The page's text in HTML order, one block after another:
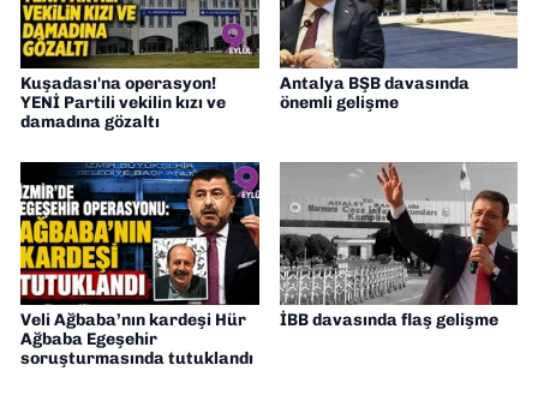
Kuşadası'na operasyon!
YENİ Partili vekilin kızı ve
damadına gözaltı
Antalya BŞB davasında
önemli gelişme
Veli Ağbaba’nın kardeşi Hür
Ağbaba Egeşehir
soruşturmasında tutuklandı
İBB davasında flaş gelişme